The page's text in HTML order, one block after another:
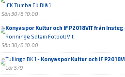
IFK Tumba FK Blå 1
Sön 30/8 10:00
Konyaspor Kultur och IF P2018VIT från Insteg
Rönninge Salem Fotboll Vit
Sön 30/8 10:00
Tullinge BK 1 - Konyaspor Kultur och IF
Lör 5/9